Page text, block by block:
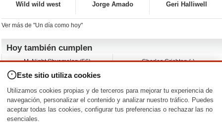
Wild wild west
Jorge Amado
Geri Halliwell
Ver más de "Un día como hoy"
Hoy también cumplen
M. Night Shyamalan (56)
Andy Warhol (98)
Melissa George (50)
Vera Farmiga (53)
Charles Crichton (-)
Jeremy Ratchford (61)
Jason O’Mara (54)
Nacimientos y estrenos en la fecha
Este sitio utiliza cookies
Utilizamos cookies propias y de terceros para mejorar tu experiencia de
navegación, personalizar el contenido y analizar nuestro tráfico. Puedes
aceptar todas las cookies, configurar tus preferencias o rechazar las no
esenciales.